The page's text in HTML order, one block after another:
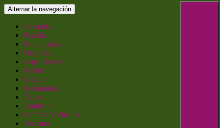
Saltar
al
contenido
Alternar la navegación
La ciudad
Punilla
Provinciales
Deportes
Espectáculos
Política
Cultura
Solidaridad
Viajes
Ambiente
Centros Vecinales
Turismo